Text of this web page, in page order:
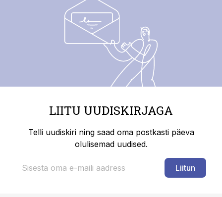
LIITU UUDISKIRJAGA
Telli uudiskiri ning saad oma postkasti päeva
olulisemad uudised.
Liitun